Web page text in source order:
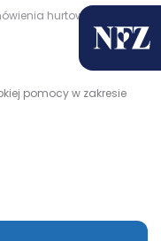
hurtowe
pomocy w zakresie